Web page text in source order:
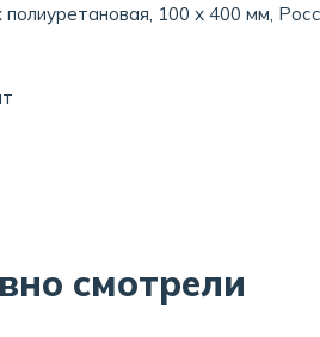
100 х 400 мм,
смотрели